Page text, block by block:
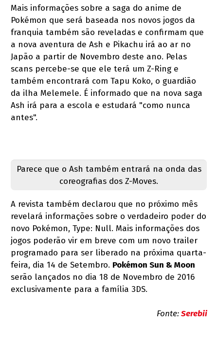
Mais informações sobre a saga do anime de
Pokémon que será baseada nos novos jogos da
franquia também são reveladas e confirmam que
a nova aventura de Ash e Pikachu irá ao ar no
Japão a partir de Novembro deste ano. Pelas
scans percebe-se que ele terá um Z-Ring e
também encontrará com Tapu Koko, o guardião
da ilha Melemele. É informado que na nova saga
Ash irá para a escola e estudará "como nunca
antes".
Parece que o Ash também entrará na onda das
coreografias dos Z-Moves.
A revista também declarou que no próximo mês
revelará informações sobre o verdadeiro poder do
novo Pokémon, Type: Null. Mais informações dos
jogos poderão vir em breve com um novo trailer
programado para ser liberado na próxima quarta-
feira, dia 14 de Setembro. Pokémon Sun & Moon
serão lançados no dia 18 de Novembro de 2016
exclusivamente para a família 3DS.
Fonte:Serebii